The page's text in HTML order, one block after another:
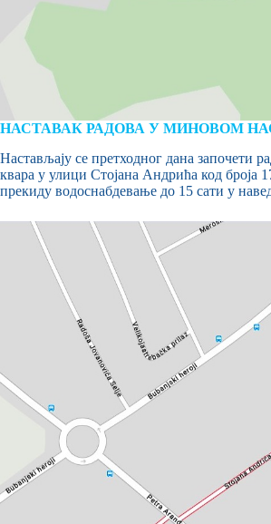
НАСТАВАК РАДОВА У МИНОВОМ
Настављају се претходног дана започети
квара у улици Стојана Андрића код броја
прекиду водоснабдевање до 15 сати у